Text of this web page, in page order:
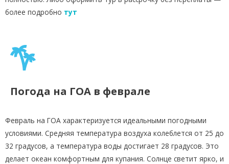
более подробно тут
Погода на ГОА в феврале
Февраль на ГОА характеризуется идеальными погодными
условиями. Средняя температура воздуха колеблется от 25 до
32 градусов, а температура воды достигает 28 градусов. Это
делает океан комфортным для купания. Солнце светит ярко, и